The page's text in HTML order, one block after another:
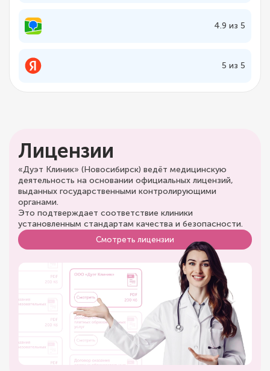
4.9 из 5
5 из 5
Лицензии
«Дуэт Клиник» (Новосибирск) ведёт медицинскую
деятельность на основании официальных лицензий,
выданных государственными контролирующими
органами.
Это подтверждает соответствие клиники
установленным стандартам качества и безопасности.
Смотреть лицензии